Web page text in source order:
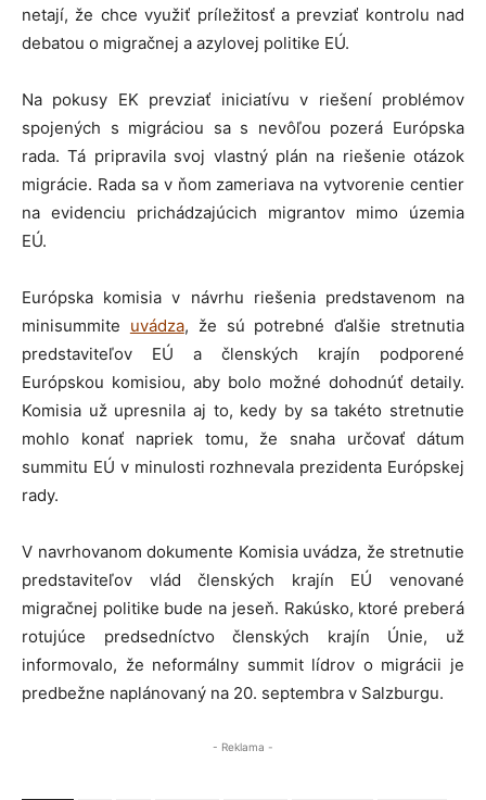
netají, že chce využiť príležitosť a prevziať kontrolu nad
debatou o migračnej a azylovej politike EÚ.
Na pokusy EK prevziať iniciatívu v riešení problémov
spojených s migráciou sa s nevôľou pozerá Európska
rada. Tá pripravila svoj vlastný plán na riešenie otázok
migrácie. Rada sa v ňom zameriava na vytvorenie centier
na evidenciu prichádzajúcich migrantov mimo územia
EÚ.
Európska komisia v návrhu riešenia predstavenom na
minisummite uvádza, že sú potrebné ďalšie stretnutia
predstaviteľov EÚ a členských krajín podporené
Európskou komisiou, aby bolo možné dohodnúť detaily.
Komisia už upresnila aj to, kedy by sa takéto stretnutie
mohlo konať napriek tomu, že snaha určovať dátum
summitu EÚ v minulosti rozhnevala prezidenta Európskej
rady.
V navrhovanom dokumente Komisia uvádza, že stretnutie
predstaviteľov vlád členských krajín EÚ venované
migračnej politike bude na jeseň. Rakúsko, ktoré preberá
rotujúce predsedníctvo členských krajín Únie, už
informovalo, že neformálny summit lídrov o migrácii je
predbežne naplánovaný na 20. septembra v Salzburgu.
- Reklama -